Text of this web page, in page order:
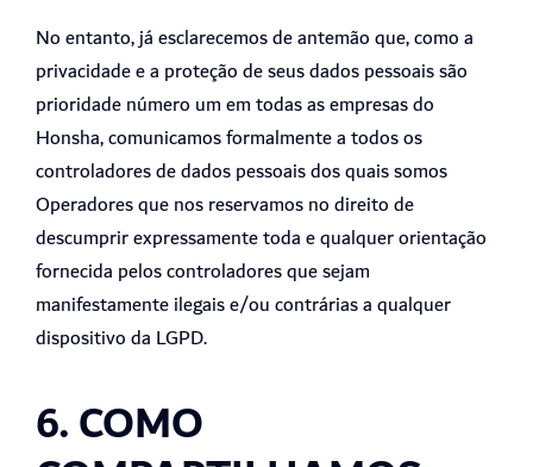
No entanto, já esclarecemos de antemão que, como a
privacidade e a proteção de seus dados pessoais são
prioridade número um em todas as empresas do
Honsha, comunicamos formalmente a todos os
controladores de dados pessoais dos quais somos
Operadores que nos reservamos no direito de
descumprir expressamente toda e qualquer orientação
fornecida pelos controladores que sejam
manifestamente ilegais e/ou contrárias a qualquer
dispositivo da LGPD.
6. COMO